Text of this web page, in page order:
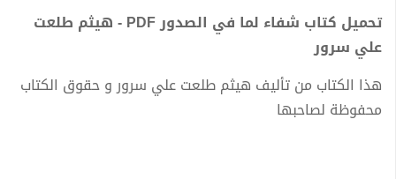
تحميل كتاب شفاء لما في الصدور PDF - هيثم طلعت
علي سرور
هذا الكتاب من تأليف هيثم طلعت علي سرور و حقوق الكتاب
محفوظة لصاحبها